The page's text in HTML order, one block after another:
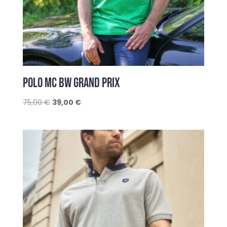
POLO MC BW GRAND PRIX
75,00€ Le
était :
75,00 €.
39,00 €Le
est :
39,00 €.